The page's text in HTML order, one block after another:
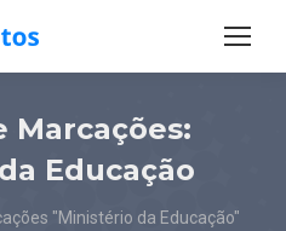
Marcações:
Educação
"Ministério da Educação"